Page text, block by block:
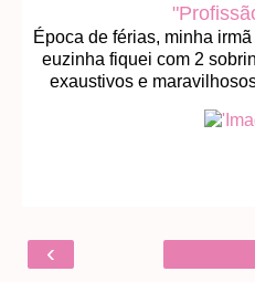
Época de férias, minha
euzinha fiquei com 2
exaustivos e
‹